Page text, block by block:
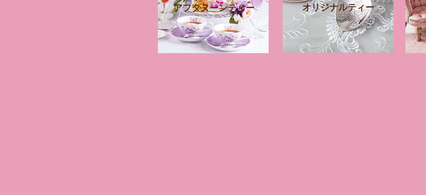
アフタヌーンティー ​オリジナルティー